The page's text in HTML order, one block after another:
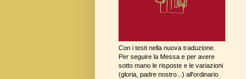
Con i testi nella nuova traduzione.
Per seguire la Messa e per avere
sotto mano le risposte e le variazioni
(gloria, padre nostro...) all'ordinario